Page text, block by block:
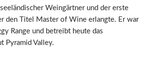
Weingärtner und der erste
den Titel Master of Wine erlangte. Er war
Range und betreibt heute das
Pyramid Valley.